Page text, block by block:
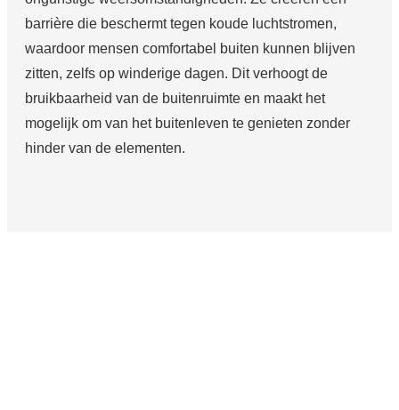
barrière die beschermt tegen koude luchtstromen,
waardoor mensen comfortabel buiten kunnen blijven
zitten, zelfs op winderige dagen. Dit verhoogt de
bruikbaarheid van de buitenruimte en maakt het
mogelijk om van het buitenleven te genieten zonder
hinder van de elementen.